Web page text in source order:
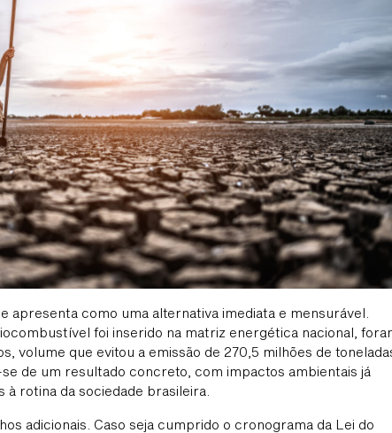
apresenta como uma alternativa imediata e mensurável.
foi inserido na matriz energética nacional,
volume que evitou a emissão de 270,5 milhões de
de um resultado concreto, com impactos ambientais já
rotina da sociedade brasileira.
adicionais. Caso seja cumprido o cronograma da Lei do